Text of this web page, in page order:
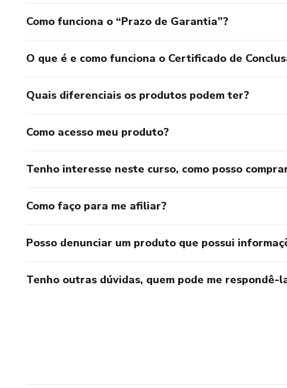
Como funciona o “Prazo de Garantia”?
O que é e como funciona o Certificado de
Quais diferenciais os produtos podem ter?
Como acesso meu produto?
Tenho interesse neste curso, como posso
Como faço para me afiliar?
Posso denunciar um produto que possui
Tenho outras dúvidas, quem pode me respondê-